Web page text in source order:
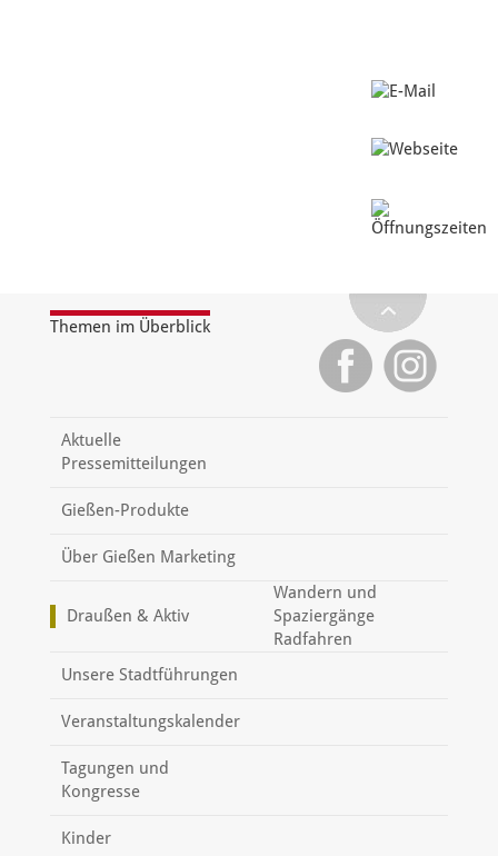
Themen im Überblick
Aktuelle
Pressemitteilungen
Gießen-Produkte
Über Gießen Marketing
Draußen & Aktiv
Wandern und
Spaziergänge
Radfahren
Unsere Stadtführungen
Veranstaltungskalender
Tagungen und
Kongresse
Kinder